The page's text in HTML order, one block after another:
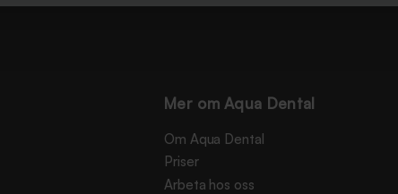
Mer om Aqua Dental
Om Aqua Dental
Priser
Arbeta hos oss